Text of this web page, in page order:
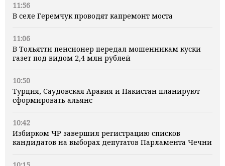
11:56
В селе Геремчук проводят капремонт моста
11:06
В Тольятти пенсионер передал мошенникам куски
газет под видом 2,4 млн рублей
10:50
Турция, Саудовская Аравия и Пакистан планируют
сформировать альянс
10:42
Избирком ЧР завершил регистрацию списков
кандидатов на выборах депутатов Парламента Чечни